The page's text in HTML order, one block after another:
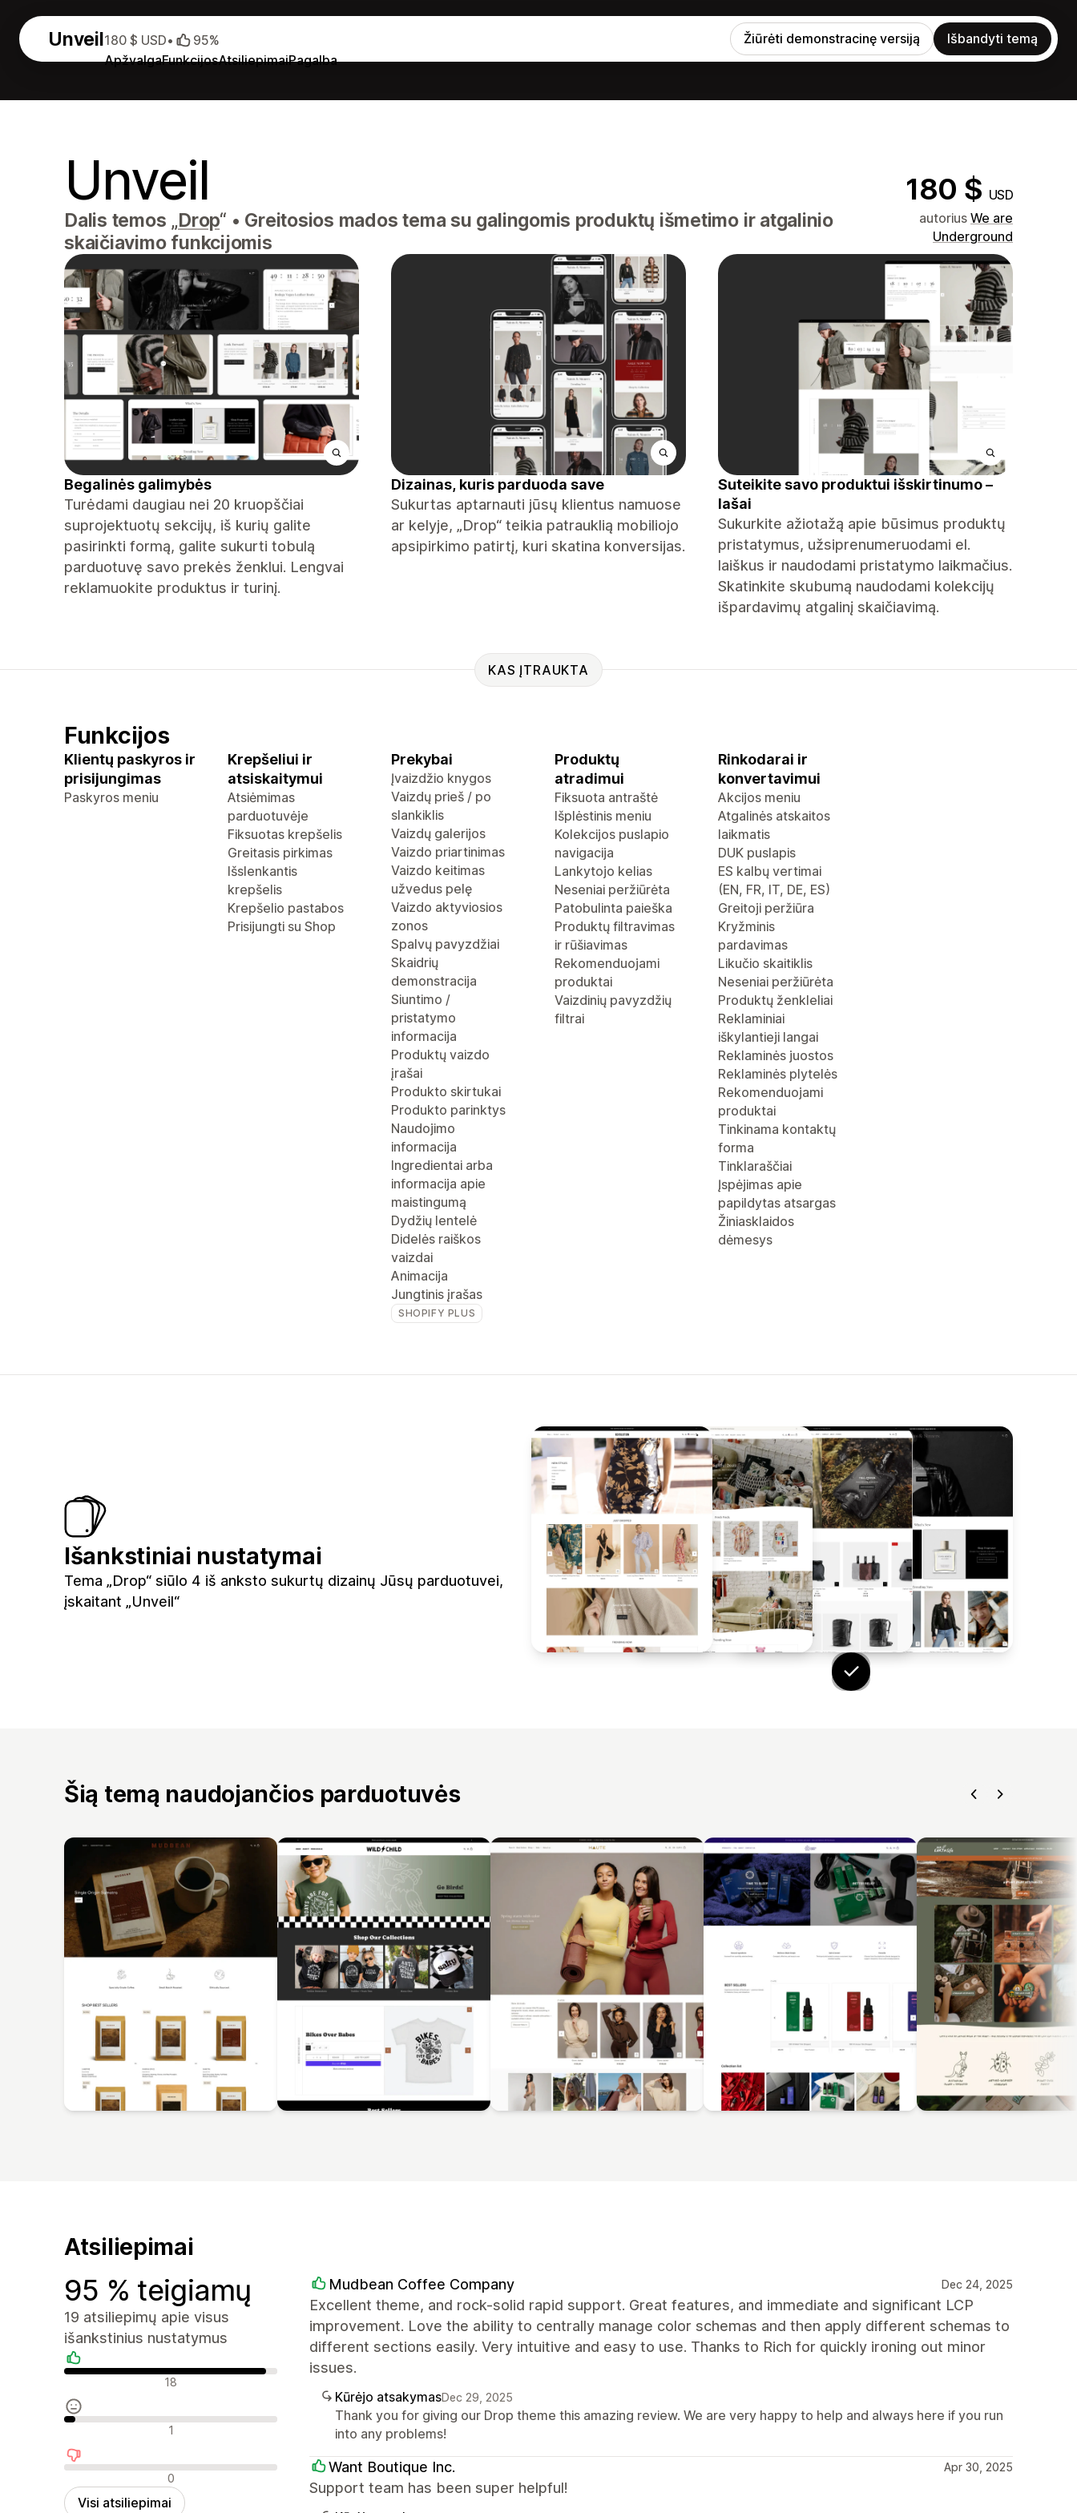
Unveil
ApžvalgaFunkcijosAtsiliepimaiPagalba
180 $ USD• 95% Žiūrėti demonstracinę versiją Išbandyti temą
Unveil 180 $ USD
Dalis temos „Drop“ • Greitosios mados tema su galingomis produktų išmetimo ir atgalinio
skaičiavimo funkcijomis
autorius We are
Underground
Begalinės galimybės
Turėdami daugiau nei 20 kruopščiai
suprojektuotų sekcijų, iš kurių galite
pasirinkti formą, galite sukurti tobulą
parduotuvę savo prekės ženklui. Lengvai
reklamuokite produktus ir turinį.
Dizainas, kuris parduoda save
Sukurtas aptarnauti jūsų klientus namuose
ar kelyje, „Drop“ teikia patrauklią mobiliojo
apsipirkimo patirtį, kuri skatina konversijas.
Suteikite savo produktui išskirtinumo –
lašai
Sukurkite ažiotažą apie būsimus produktų
pristatymus, užsiprenumeruodami el.
laiškus ir naudodami pristatymo laikmačius.
Skatinkite skubumą naudodami kolekcijų
išpardavimų atgalinį skaičiavimą.
KAS ĮTRAUKTA
Funkcijos
Klientų paskyros ir
prisijungimas
Paskyros meniu
Krepšeliui ir
atsiskaitymui
Atsiėmimas
parduotuvėje
Fiksuotas krepšelis
Greitasis pirkimas
Išslenkantis
krepšelis
Krepšelio pastabos
Prisijungti su Shop
Prekybai
Įvaizdžio knygos
Vaizdų prieš / po
slankiklis
Vaizdų galerijos
Vaizdo priartinimas
Vaizdo keitimas
užvedus pelę
Vaizdo aktyviosios
zonos
Spalvų pavyzdžiai
Skaidrių
demonstracija
Siuntimo /
pristatymo
informacija
Produktų vaizdo
įrašai
Produkto skirtukai
Produkto parinktys
Naudojimo
informacija
Ingredientai arba
informacija apie
maistingumą
Dydžių lentelė
Didelės raiškos
vaizdai
Animacija
Jungtinis įrašas
SHOPIFY PLUS
Produktų
atradimui
Fiksuota antraštė
Išplėstinis meniu
Kolekcijos puslapio
navigacija
Lankytojo kelias
Neseniai peržiūrėta
Patobulinta paieška
Produktų filtravimas
ir rūšiavimas
Rekomenduojami
produktai
Vaizdinių pavyzdžių
filtrai
Rinkodarai ir
konvertavimui
Akcijos meniu
Atgalinės atskaitos
laikmatis
DUK puslapis
ES kalbų vertimai
(EN, FR, IT, DE, ES)
Greitoji peržiūra
Kryžminis
pardavimas
Likučio skaitiklis
Neseniai peržiūrėta
Produktų ženkleliai
Reklaminiai
iškylantieji langai
Reklaminės juostos
Reklaminės plytelės
Rekomenduojami
produktai
Tinkinama kontaktų
forma
Tinklaraščiai
Įspėjimas apie
papildytas atsargas
Žiniasklaidos
dėmesys
Išankstiniai nustatymai
Tema „Drop“ siūlo 4 iš anksto sukurtų dizainų Jūsų parduotuvei,
įskaitant „Unveil“
Šią temą naudojančios parduotuvės
Atsiliepimai
95 % teigiamų
19 atsiliepimų apie visus
išankstinius nustatymus
Teigiami atsiliepimai
18
Neutralūs atsiliepimai
1
Neigiami atsiliepimai
0
Visi atsiliepimai
Mudbean Coffee Company Dec 24, 2025
Excellent theme, and rock-solid rapid support. Great features, and immediate and significant LCP
improvement. Love the ability to centrally manage color schemas and then apply different schemas to
different sections easily. Very intuitive and easy to use. Thanks to Rich for quickly ironing out minor
issues.
Kūrėjo atsakymasDec 29, 2025
Thank you for giving our Drop theme this amazing review. We are very happy to help and always here if you run
into any problems!
Want Boutique Inc. Apr 30, 2025
Support team has been super helpful!